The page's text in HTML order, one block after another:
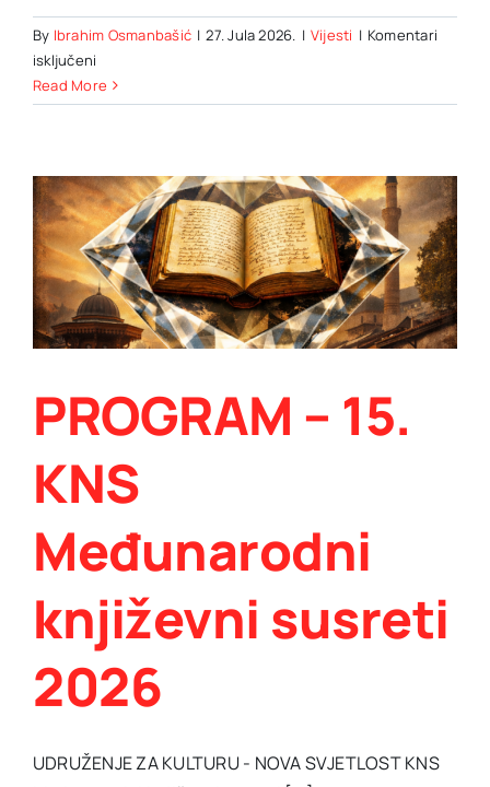
By Ibrahim Osmanbašić | 27. Jula 2026. | Vijesti | Komentari
isključeni
OKRUGLI
STO:
obrazovanja
i
umjetnosti
u
Bosni
i
Hercegovini“
Read More
PROGRAM – 15.
KNS
Međunarodni
književni susreti
2026
UDRUŽENJE ZA KULTURU - NOVA SVJETLOST KNS